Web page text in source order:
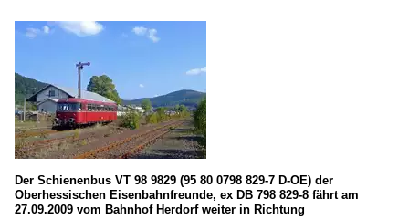
Der Schienenbus VT 98 9829 (95 80 0798 829-7 D-OE) der
Oberhessischen Eisenbahnfreunde, ex DB 798 829-8 fährt am
27.09.2009 vom Bahnhof Herdorf weiter in Richtung